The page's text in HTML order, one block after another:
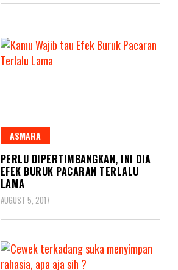
ASMARA
PERLU DIPERTIMBANGKAN, INI DIA
EFEK BURUK PACARAN TERLALU
LAMA
AUGUST 5, 2017